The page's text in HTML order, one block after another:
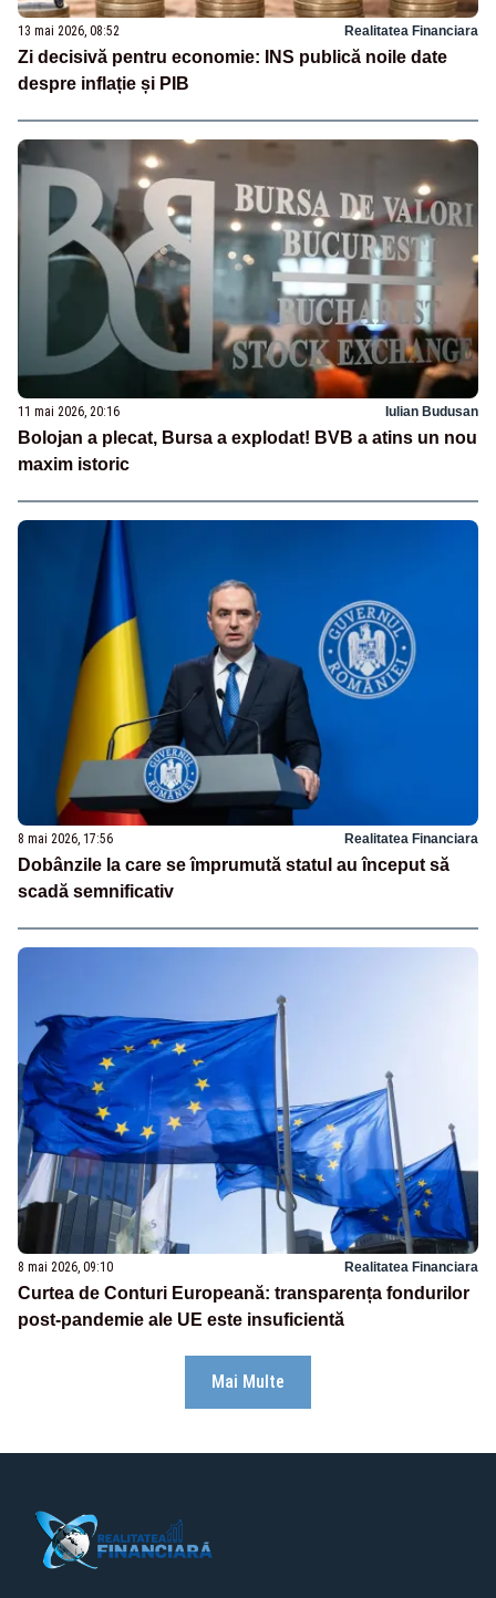
13 mai 2026, 08:52 Realitatea Financiara
Zi decisivă pentru economie: INS publică noile date
despre inflație și PIB
11 mai 2026, 20:16 Iulian Budusan
Bolojan a plecat, Bursa a explodat! BVB a atins un nou
maxim istoric
8 mai 2026, 17:56 Realitatea Financiara
Dobânzile la care se împrumută statul au început să
scadă semnificativ
8 mai 2026, 09:10 Realitatea Financiara
Curtea de Conturi Europeană: transparența fondurilor
post-pandemie ale UE este insuficientă
Mai Multe